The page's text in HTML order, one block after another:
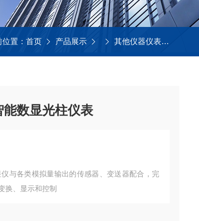
置： 首页 产品展示 其他仪器仪表
数显光柱仪表
与各类模拟量输出的传感器、变送器配合，完
换、显示和控制